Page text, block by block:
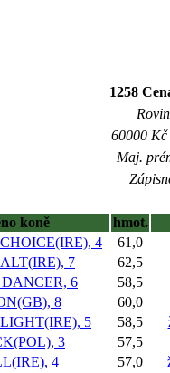
1258
60000
Maj.
koně hmot.
4 61,0
7 62,5
6 58,5
8 60,0
5 58,5
3 57,5
4 57,0